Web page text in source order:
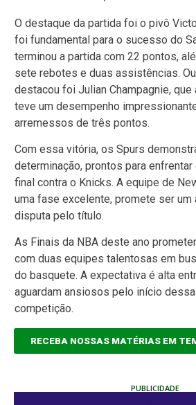
O destaque da partida foi o pivô
foi fundamental para o sucesso do
terminou a partida com 22 pontos,
sete rebotes e duas assistências.
destacou foi Julian Champagnie,
teve um desempenho
arremessos de três pontos.
Com essa vitória, os Spurs
determinação, prontos para
final contra o Knicks. A equipe de
uma fase excelente, promete ser um
disputa pelo título.
As Finais da NBA deste ano
com duas equipes talentosas em
do basquete. A expectativa é alta
aguardam ansiosos pelo início
competição.
RECEBA NOSSAS MATÉRIAS EM
PUBLICIDADE